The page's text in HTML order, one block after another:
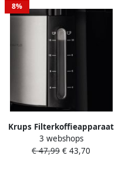
8%
Krups Filterkoffieapparaat
ProAroma Plus KM321 1 25 l
1 25l koffiepot papieren
3 webshops
€ 47,99 € 43,70